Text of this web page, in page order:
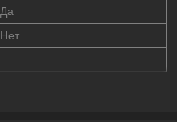
Да
Нет